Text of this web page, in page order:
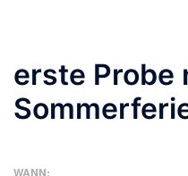
erste Probe
WANN: